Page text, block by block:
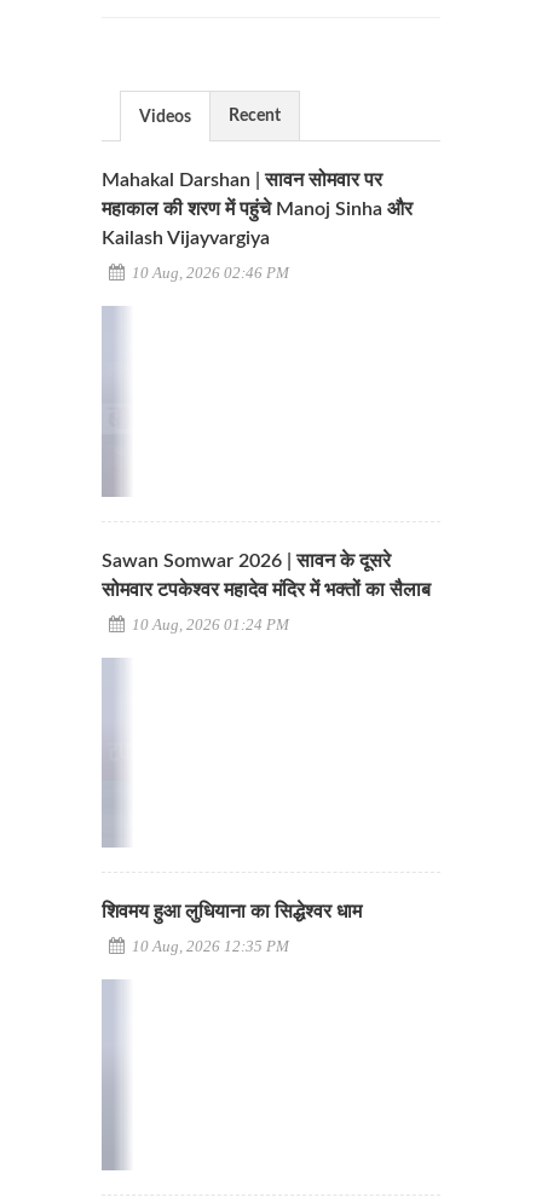
Videos Recent
Mahakal Darshan | सावन सोमवार पर
महाकाल की शरण में पहुंचे Manoj Sinha और
Kailash Vijayvargiya
10 Aug, 2026 02:46 PM
Sawan Somwar 2026 | सावन के दूसरे
सोमवार टपकेश्वर महादेव मंदिर में भक्तों का सैलाब
10 Aug, 2026 01:24 PM
शिवमय हुआ लुधियाना का सिद्धेश्वर धाम
10 Aug, 2026 12:35 PM